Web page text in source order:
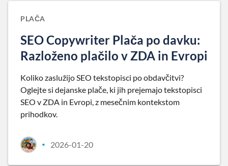
PLAČA
SEO Copywriter Plača po davku:
Razloženo plačilo v ZDA in Evropi
Koliko zaslužijo SEO tekstopisci po obdavčitvi?
Oglejte si dejanske plače, ki jih prejemajo tekstopisci
SEO v ZDA in Evropi, z mesečnim kontekstom
prihodkov.
• 2026-01-20